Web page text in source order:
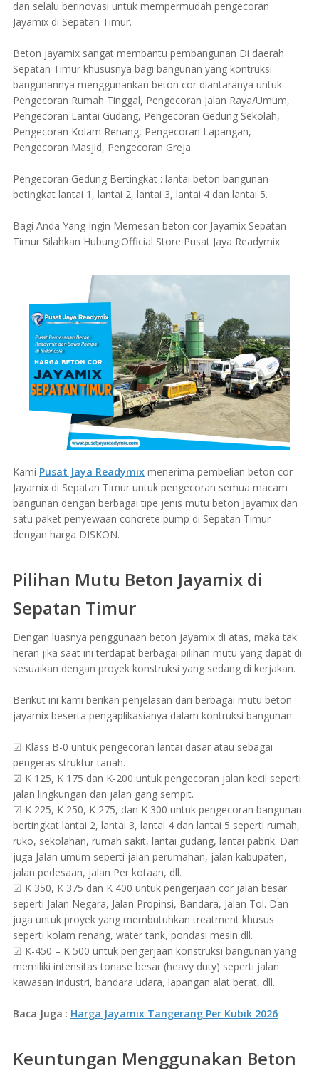
dan selalu berinovasi untuk mempermudah pengecoran
Jayamix di Sepatan Timur.
Beton jayamix sangat membantu pembangunan Di daerah
Sepatan Timur khususnya bagi bangunan yang kontruksi
bangunannya menggunankan beton cor diantaranya untuk
Pengecoran Rumah Tinggal, Pengecoran Jalan Raya/Umum,
Pengecoran Lantai Gudang, Pengecoran Gedung Sekolah,
Pengecoran Kolam Renang, Pengecoran Lapangan,
Pengecoran Masjid, Pengecoran Greja.
Pengecoran Gedung Bertingkat : lantai beton bangunan
betingkat lantai 1, lantai 2, lantai 3, lantai 4 dan lantai 5.
Bagi Anda Yang Ingin Memesan beton cor Jayamix Sepatan
Timur Silahkan HubungiOfficial Store Pusat Jaya Readymix.
Kami Pusat Jaya Readymix menerima pembelian beton cor
Jayamix di Sepatan Timur untuk pengecoran semua macam
bangunan dengan berbagai tipe jenis mutu beton Jayamix dan
satu paket penyewaan concrete pump di Sepatan Timur
dengan harga DISKON.
Pilihan Mutu Beton Jayamix di
Sepatan Timur
Dengan luasnya penggunaan beton jayamix di atas, maka tak
heran jika saat ini terdapat berbagai pilihan mutu yang dapat di
sesuaikan dengan proyek konstruksi yang sedang di kerjakan.
Berikut ini kami berikan penjelasan dari berbagai mutu beton
jayamix beserta pengaplikasianya dalam kontruksi bangunan.
☑ Klass B-0 untuk pengecoran lantai dasar atau sebagai
pengeras struktur tanah.
☑ K 125, K 175 dan K-200 untuk pengecoran jalan kecil seperti
jalan lingkungan dan jalan gang sempit.
☑ K 225, K 250, K 275, dan K 300 untuk pengecoran bangunan
bertingkat lantai 2, lantai 3, lantai 4 dan lantai 5 seperti rumah,
ruko, sekolahan, rumah sakit, lantai gudang, lantai pabrik. Dan
juga Jalan umum seperti jalan perumahan, jalan kabupaten,
jalan pedesaan, jalan Per kotaan, dll.
☑ K 350, K 375 dan K 400 untuk pengerjaan cor jalan besar
seperti Jalan Negara, Jalan Propinsi, Bandara, Jalan Tol. Dan
juga untuk proyek yang membutuhkan treatment khusus
seperti kolam renang, water tank, pondasi mesin dll.
☑ K-450 – K 500 untuk pengerjaan konstruksi bangunan yang
memiliki intensitas tonase besar (heavy duty) seperti jalan
kawasan industri, bandara udara, lapangan alat berat, dll.
Baca Juga : Harga Jayamix Tangerang Per Kubik 2026
Keuntungan Menggunakan Beton